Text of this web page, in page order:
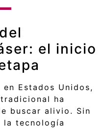
el inicio
Estados Unidos,
ha
buscar alivio. Sin
la tecnología